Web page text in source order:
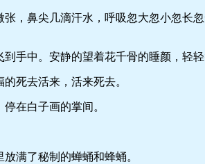
鼻尖几滴汗水，呼吸忽大忽小忽长
中。安静的望着花千骨的睡颜，轻轻
死去活来，活来死去。
在白子画的掌间。
满了秘制的蝉蛹和蜂蛹。